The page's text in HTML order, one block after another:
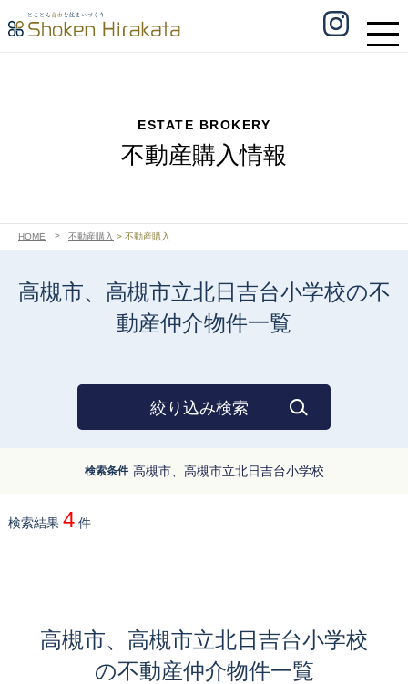
ESTATE BROKERY
不動産購入情報
HOME 不動産購入 > 不動産購入
高槻市、高槻市立北日吉台小学校の不
動産仲介物件一覧
絞り込み検索
検索条件 高槻市、高槻市立北日吉台小学校
検索結果 4件
高槻市、高槻市立北日吉台小学校
の不動産仲介物件一覧